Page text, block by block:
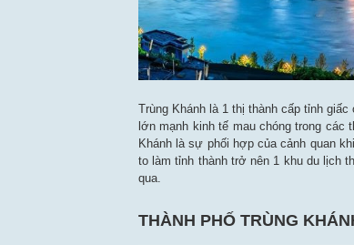
Trùng Khánh là 1 thị thành cấp tỉnh
lớn mạnh kinh tế mau chóng trong
Khánh là sự phối hợp của cảnh quan
to làm tỉnh thành trở nên 1 khu du lịch
qua.
THÀNH PHỐ TRÙNG